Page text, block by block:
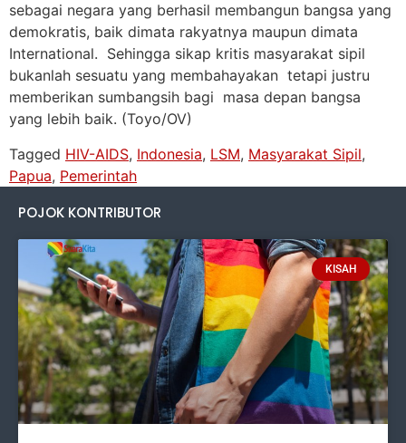
sebagai negara yang berhasil membangun bangsa yang
demokratis, baik dimata rakyatnya maupun dimata
International. Sehingga sikap kritis masyarakat sipil
bukanlah sesuatu yang membahayakan tetapi justru
memberikan sumbangsih bagi masa depan bangsa
yang lebih baik. (Toyo/OV)
Tagged HIV-AIDS, Indonesia, LSM, Masyarakat Sipil,
Papua, Pemerintah
POJOK KONTRIBUTOR
KISAH